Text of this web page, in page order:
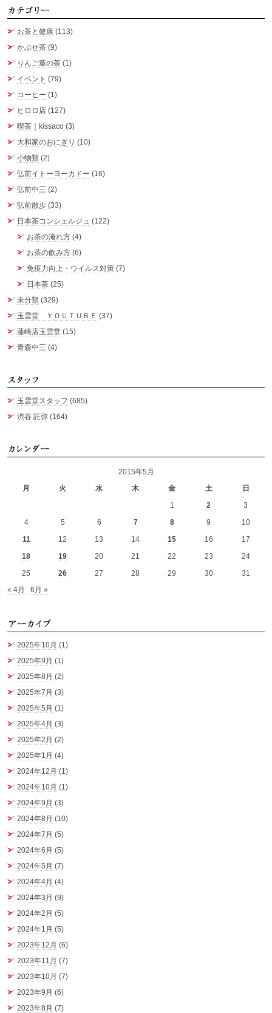
お茶と健康 (113)
かぶせ茶 (9)
りんご葉の茶 (1)
イベント (79)
コーヒー (1)
ヒロロ店 (127)
喫茶｜kissaco (3)
大和家のおにぎり (10)
小物類 (2)
弘前イトーヨーカドー (16)
弘前中三 (2)
弘前散歩 (33)
日本茶コンシェルジュ (122)
お茶の淹れ方 (4)
お茶の飲み方 (6)
免疫力向上・ウイルス対策 (7)
日本茶 (25)
未分類 (329)
玉雲堂 ＹＯＵＴＵＢＥ (37)
藤崎店玉雲堂 (15)
青森中三 (4)
玉雲堂スタッフ (685)
渋谷 託弥 (164)
2015年5月
月
火 水 木 金 土
日
1
2
3
4
5 6 7 8 9
10
11
12 13 14 15 16
17
18
19 20 21 22 23
24
25
26 27 28 29 30
31
« 4月
6月 »
2025年10月 (1)
2025年9月 (1)
2025年8月 (2)
2025年7月 (3)
2025年5月 (1)
2025年4月 (3)
2025年2月 (2)
2025年1月 (4)
2024年12月 (1)
2024年10月 (1)
2024年9月 (3)
2024年8月 (10)
2024年7月 (5)
2024年6月 (5)
2024年5月 (7)
2024年4月 (4)
2024年3月 (9)
2024年2月 (5)
2024年1月 (5)
2023年12月 (6)
2023年11月 (7)
2023年10月 (7)
2023年9月 (6)
2023年8月 (7)